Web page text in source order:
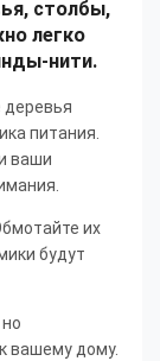
столбы,
легко
нити.
деревья
питания.
ваши
их
будут
вашему дому.